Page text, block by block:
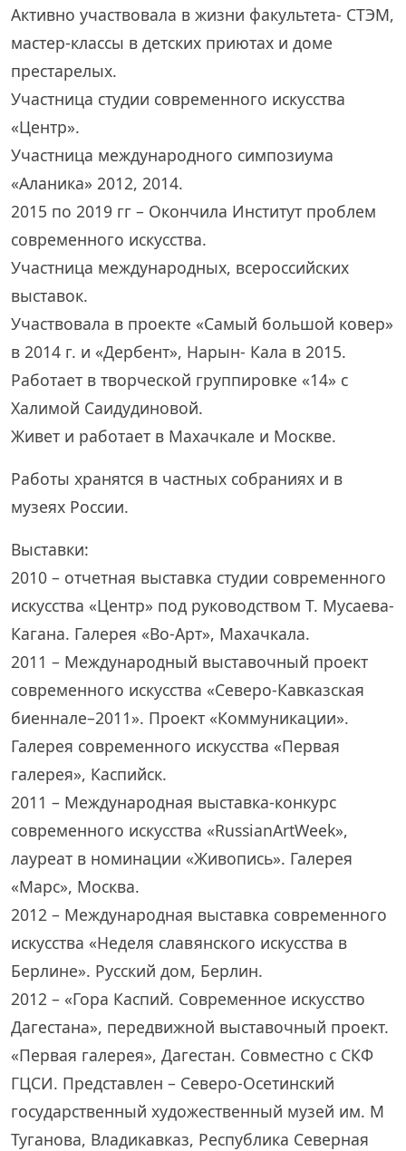
Активно участвовала в жизни факультета- СТЭМ,
мастер-классы в детских приютах и доме
престарелых.
Участница студии современного искусства
«Центр».
Участница международного симпозиума
«Аланика» 2012, 2014.
2015 по 2019 гг – Окончила Институт проблем
современного искусства.
Участница международных, всероссийских
выставок.
Участвовала в проекте «Самый большой ковер»
в 2014 г. и «Дербент», Нарын- Кала в 2015.
Работает в творческой группировке «14» с
Халимой Саидудиновой.
Живет и работает в Махачкале и Москве.
Работы хранятся в частных собраниях и в
музеях России.
Выставки:
2010 – отчетная выставка студии современного
искусства «Центр» под руководством Т. Мусаева-
Кагана. Галерея «Во-Арт», Махачкала.
2011 – Международный выставочный проект
современного искусства «Северо-Кавказская
биеннале–2011». Проект «Коммуникации».
Галерея современного искусства «Первая
галерея», Каспийск.
2011 – Международная выставка-конкурс
современного искусства «RussianArtWeek»,
лауреат в номинации «Живопись». Галерея
«Марс», Москва.
2012 – Международная выставка современного
искусства «Неделя славянского искусства в
Берлине». Русский дом, Берлин.
2012 – «Гора Каспий. Современное искусство
Дагестана», передвижной выставочный проект.
«Первая галерея», Дагестан. Совместно с СКФ
ГЦСИ. Представлен – Северо-Осетинский
государственный художественный музей им. М
Туганова, Владикавказ, Республика Северная